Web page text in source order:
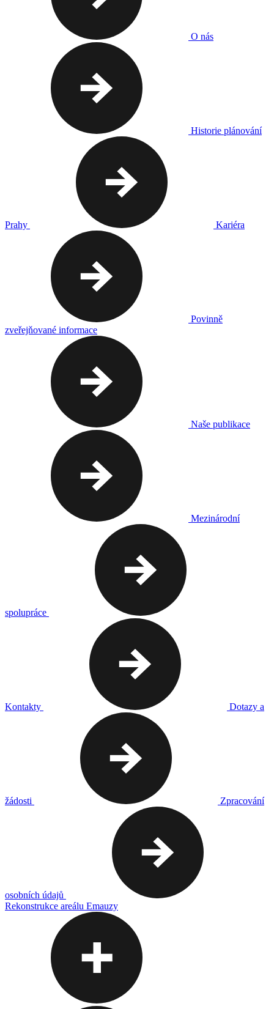
O nás
Historie plánování
Prahy Kariéra
Povinně
zveřejňované informace
Naše publikace
Mezinárodní
spolupráce
Kontakty Dotazy a
žádosti Zpracování
osobních údajů
Rekonstrukce areálu Emauzy